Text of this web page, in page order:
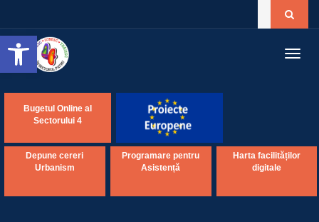
Open toolbar
Bugetul Online al
Sectorului 4
Depune cereri
Urbanism
Programare pentru
Asistență
Harta facilităților
digitale